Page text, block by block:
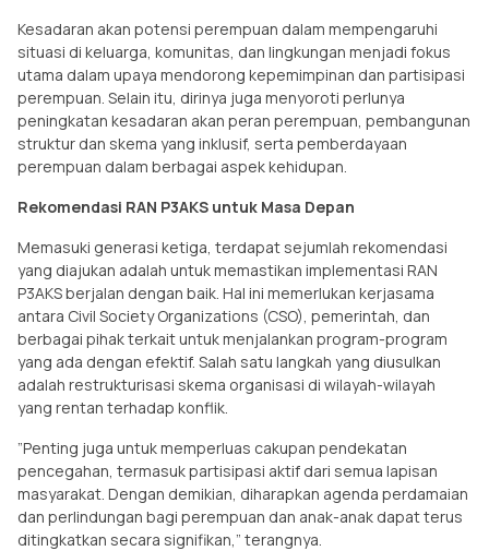
Kesadaran akan potensi perempuan dalam mempengaruhi
situasi di keluarga, komunitas, dan lingkungan menjadi fokus
utama dalam upaya mendorong kepemimpinan dan partisipasi
perempuan. Selain itu, dirinya juga menyoroti perlunya
peningkatan kesadaran akan peran perempuan, pembangunan
struktur dan skema yang inklusif, serta pemberdayaan
perempuan dalam berbagai aspek kehidupan.
Rekomendasi RAN P3AKS untuk Masa Depan
Memasuki generasi ketiga, terdapat sejumlah rekomendasi
yang diajukan adalah untuk memastikan implementasi RAN
P3AKS berjalan dengan baik. Hal ini memerlukan kerjasama
antara Civil Society Organizations (CSO), pemerintah, dan
berbagai pihak terkait untuk menjalankan program-program
yang ada dengan efektif. Salah satu langkah yang diusulkan
adalah restrukturisasi skema organisasi di wilayah-wilayah
yang rentan terhadap konflik.
”Penting juga untuk memperluas cakupan pendekatan
pencegahan, termasuk partisipasi aktif dari semua lapisan
masyarakat. Dengan demikian, diharapkan agenda perdamaian
dan perlindungan bagi perempuan dan anak-anak dapat terus
ditingkatkan secara signifikan,” terangnya.